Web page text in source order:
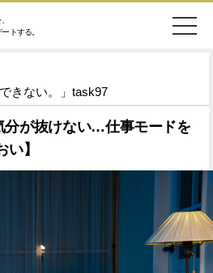
トする。
妊娠・出産
きない。」task97
分が抜けない…仕事モードを
】